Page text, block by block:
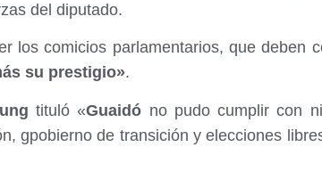
del diputado.
los comicios parlamentarios, que deben
su prestigio».
tituló «Guaidó no pudo cumplir con
gpobierno de transición y elecciones